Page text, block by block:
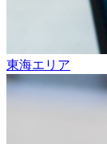
東海エリア